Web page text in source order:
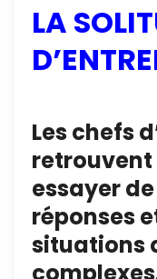
LA
Les chefs
retrouvent
essayer
réponses
situations